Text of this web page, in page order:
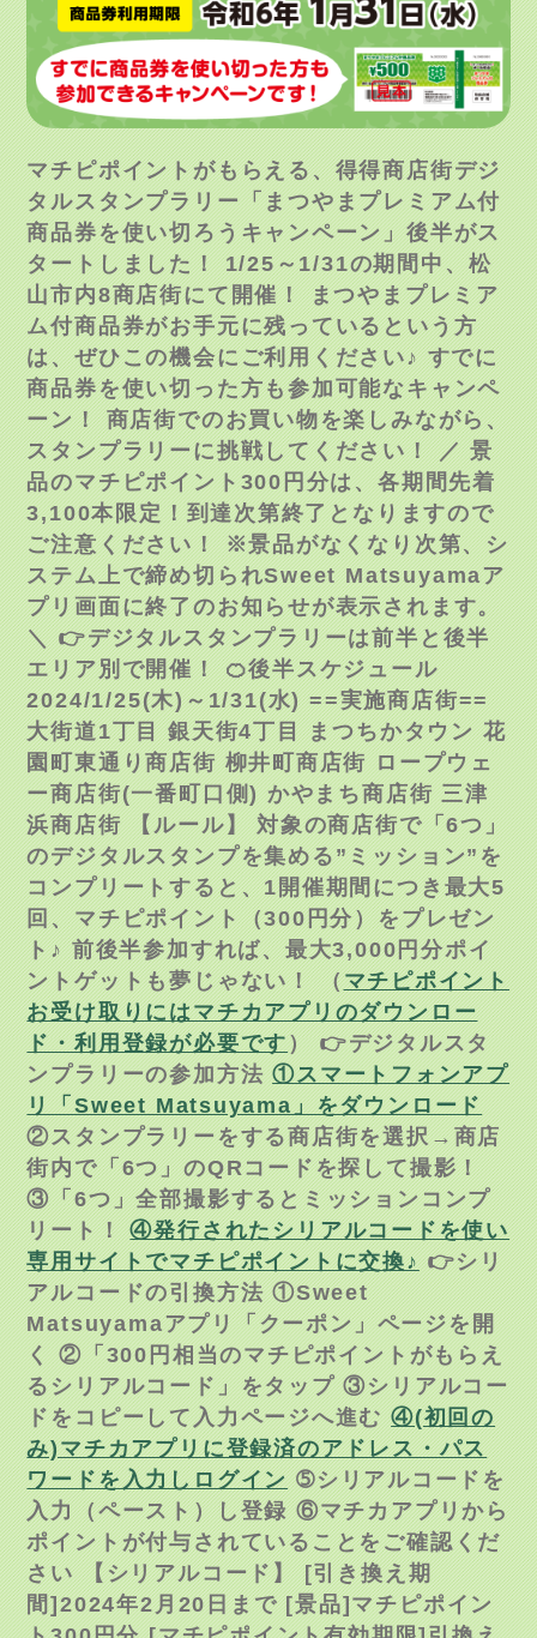
マチピポイントがもらえる、得得商店街デジ
タルスタンプラリー「まつやまプレミアム付
商品券を使い切ろうキャンペーン」後半がス
タートしました！ 1/25～1/31の期間中、松
山市内8商店街にて開催！ まつやまプレミア
ム付商品券がお手元に残っているという方
は、ぜひこの機会にご利用ください♪ すでに
商品券を使い切った方も参加可能なキャンペ
ーン！ 商店街でのお買い物を楽しみながら、
スタンプラリーに挑戦してください！ ／ 景
品のマチピポイント300円分は、各期間先着
3,100本限定！到達次第終了となりますので
ご注意ください！ ※景品がなくなり次第、シ
ステム上で締め切られSweet Matsuyamaア
プリ画面に終了のお知らせが表示されます。
＼ 👉デジタルスタンプラリーは前半と後半
エリア別で開催！ 🍊後半スケジュール
2024/1/25(木)～1/31(水) ==実施商店街==
大街道1丁目 銀天街4丁目 まつちかタウン 花
園町東通り商店街 柳井町商店街 ロープウェ
ー商店街(一番町口側) かやまち商店街 三津
浜商店街 【ルール】 対象の商店街で「6つ」
のデジタルスタンプを集める”ミッション”を
コンプリートすると、1開催期間につき最大5
回、マチピポイント（300円分）をプレゼン
ト♪ 前後半参加すれば、最大3,000円分ポイ
ントゲットも夢じゃない！ （マチピポイント
お受け取りにはマチカアプリのダウンロー
ド・利用登録が必要です） 👉デジタルスタ
ンプラリーの参加方法①スマートフォンアプ
リ「Sweet Matsuyama」をダウンロード
②スタンプラリーをする商店街を選択→商店
街内で「6つ」のQRコードを探して撮影！
③「6つ」全部撮影するとミッションコンプ
リート！④発行されたシリアルコードを使い
専用サイトでマチピポイントに交換♪👉シリ
アルコードの引換方法 ①Sweet
Matsuyamaアプリ「クーポン」ページを開
く ②「300円相当のマチピポイントがもらえ
るシリアルコード」をタップ ③シリアルコー
ドをコピーして入力ページへ進む④(初回の
み)マチカアプリに登録済のアドレス・パス
ワードを入力しログイン➄シリアルコードを
入力（ペースト）し登録 ⑥マチカアプリから
ポイントが付与されていることをご確認くだ
さい 【シリアルコード】 [引き換え期
間]2024年2月20日まで [景品]マチピポイン